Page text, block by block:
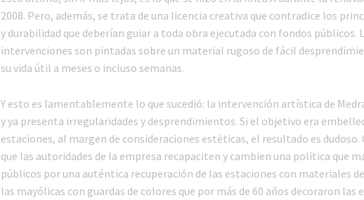
2008. Pero, además, se trata de una licencia creativa que contradice los
y durabilidad que deberían guiar a toda obra ejecutada con fondos públicos.
intervenciones son pintadas sobre un material rugoso de fácil
su vida útil a meses o incluso semanas.
Y esto es lamentablemente lo que sucedió: la intervención artística de
y ya presenta irregularidades y desprendimientos. Si el objetivo era
estaciones, al margen de consideraciones estéticas, el resultado es dudoso.
que las autoridades de la empresa recapaciten y cambien una política que
públicos por una auténtica recuperación de las estaciones con materiales
las mayólicas con guardas de colores que por más de 60 años decoraron las